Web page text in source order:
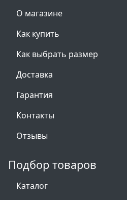
О магазине
Как купить
Как выбрать размер
Доставка
Гарантия
Контакты
Отзывы
Подбор товаров
Каталог